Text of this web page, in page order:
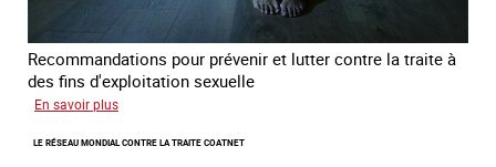
Recommandations pour prévenir et lutter contre la traite à
des fins d'exploitation sexuelle
En savoir plus
ans
LE RÉSEAU MONDIAL CONTRE LA TRAITE COATNET